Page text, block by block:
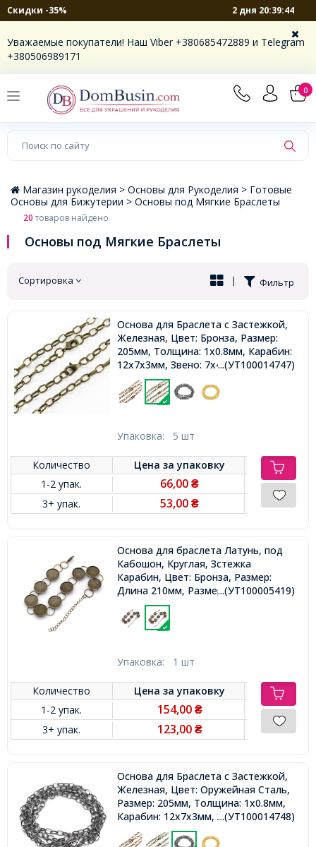
Скидки -35% 2 дня 20:39:44
Уважаемые покупатели! Наш Viber +380685472889 и Telegram
+380506989171
0
×
Магазин рукоделия > Основы для Рукоделия > Готовые
Основы для Бижутерии > Основы под Мягкие Браслеты
20товаров найдено
Основы под Мягкие Браслеты
Сортировка Фильтр
|
Основа для Браслета с Застежкой,
Железная, Цвет: Бронза, Размер:
205мм, Толщина: 1x0.8мм, Карабин:
12x7x3мм, Звено: 7x4.5x1мм,...(УТ100014747)
Упаковка: 5 шт
Количество Цена заупаковку
1-2 упак.
66,00₴
3+ упак. 53,00₴
Основа для браслета Латунь, под
Кабошон, Круглая, Зстежка
Карабин, Цвет: Бронза, Размер:
Длина 210мм, Размер Основы:
Диаметр 14мм,
...(УТ100005419)
Упаковка: 1 шт
Количество Цена заупаковку
1-2 упак.
154,00 ₴
3+ упак. 123,00 ₴
Основа для Браслета с Застежкой,
Железная, Цвет: Оружейная Сталь,
Размер: 205мм, Толщина: 1x0.8мм,
Карабин: 12x7x3мм, Звено:
7x4.5x1мм,
...(УТ100014748)